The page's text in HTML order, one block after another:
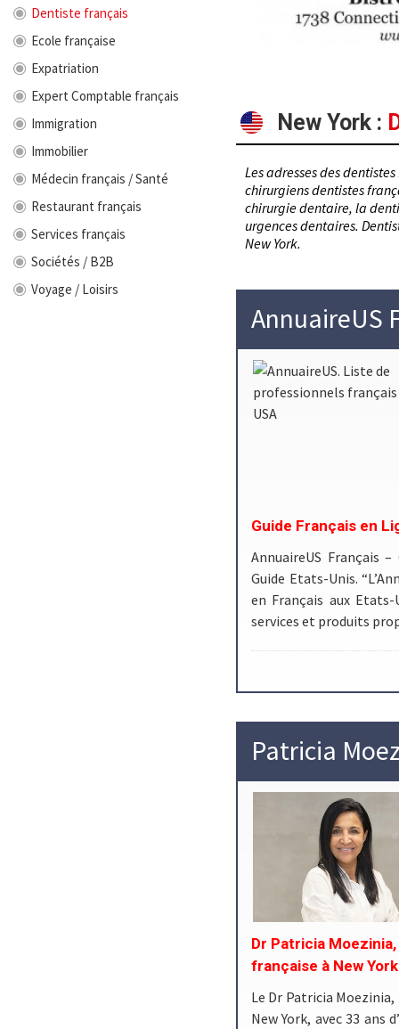
Dentiste français
Ecole française
Expatriation
Expert Comptable français
Immigration
Immobilier
Médecin français / Santé
Restaurant français
Services français
Sociétés / B2B
Voyage / Loisirs
New York :
Les adresses des
chirurgiens dentistes
chirurgie dentaire, la
urgences dentaires.
New York.
AnnuaireUS
Guide Français en
AnnuaireUS Français
Guide Etats-Unis.
en Français aux
services et produits
Patricia
Dr Patricia
française à New
Le Dr Patricia
New York, avec 33